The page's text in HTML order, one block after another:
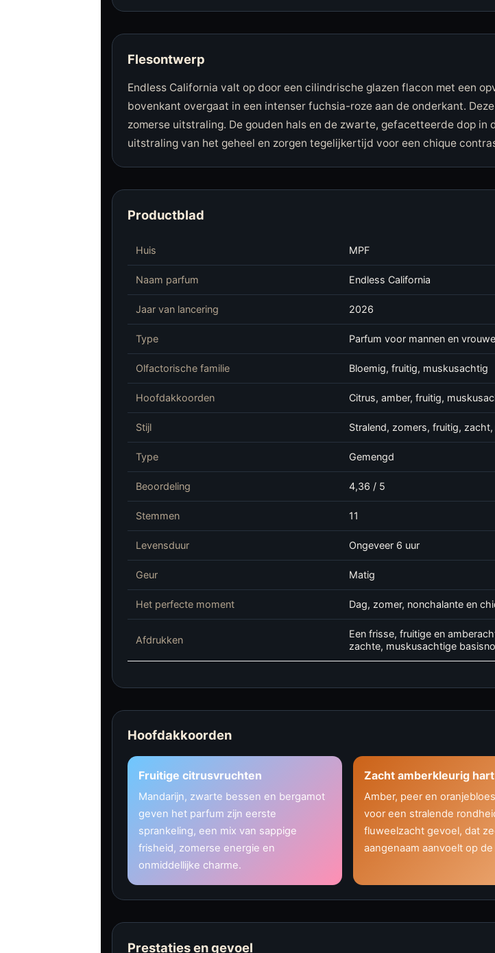
Flesontwerp
Endless California valt op door een cilindrische glazen flacon met een
bovenkant overgaat in een intenser fuchsia-roze aan de onderkant.
zomerse uitstraling. De gouden hals en de zwarte, gefacetteerde dop in
uitstraling van het geheel en zorgen tegelijkertijd voor een chique
Productblad
Huis MPF
Naam parfum Endless California
Jaar van lancering 2026
Type Parfum voor mannen en
Olfactorische familie Bloemig, fruitig, muskusachtig
Hoofdakkoorden Citrus, amber, fruitig,
Stijl Stralend, zomers, fruitig,
Type Gemengd
Beoordeling 4,36 / 5
Stemmen 11
Levensduur Ongeveer 6 uur
Geur Matig
Het perfecte moment Dag, zomer, nonchalante en
Afdrukken
Een frisse, fruitige en
zachte, muskusachtige
Hoofdakkoorden
Fruitige citrusvruchten
Mandarijn, zwarte bessen en bergamot
geven het parfum zijn eerste
sprankeling, een mix van sappige
frisheid, zomerse energie en
onmiddellijke charme.
Zacht amberkleurig hart
Amber, peer en
voor een stralende
fluweelzacht gevoel, dat
aangenaam aanvoelt op de
Prestaties en gevoel